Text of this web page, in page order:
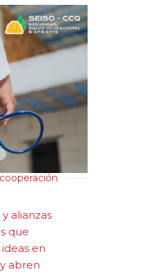
alianzas
que
en
abren